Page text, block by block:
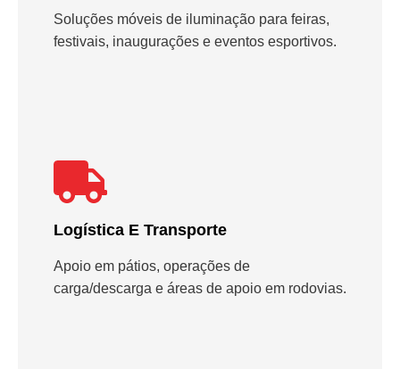
Soluções móveis de iluminação para feiras,
festivais, inaugurações e eventos esportivos.
Logística E Transporte
Apoio em pátios, operações de
carga/descarga e áreas de apoio em rodovias.